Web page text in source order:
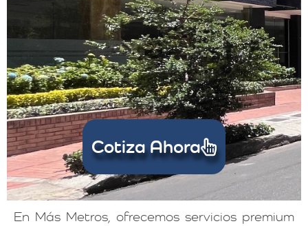
Cotiza Ahora
En Más Metros, ofrecemos servicios premium